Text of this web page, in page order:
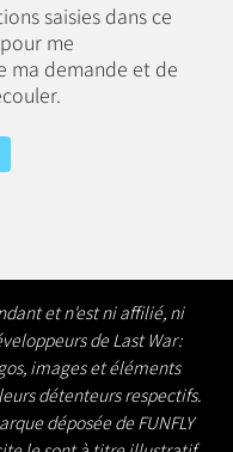
saisies dans ce
me
ma demande et de
et n'est ni affilié, ni
de Last War:
images et éléments
détenteurs respectifs.
déposée de FUNFLY